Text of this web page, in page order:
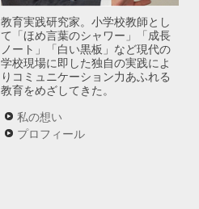
教育実践研究家。小学校教師とし
て「ほめ言葉のシャワー」「成長
ノート」「白い黒板」など現代の
学校現場に即した独自の実践によ
りコミュニケーション力あふれる
教育をめざしてきた。
私の想い
プロフィール